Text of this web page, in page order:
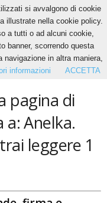
pagina di
Anelka.
leggere 1
si avvalgono di cookie
illustrate nella cookie policy.
a tutti o ad alcuni cookie,
banner, scorrendo questa
navigazione in altra maniera,
informazioni ACCETTA